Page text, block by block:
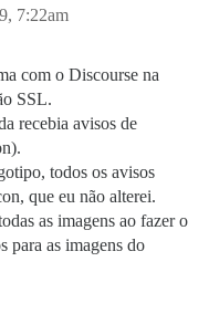
7:22am
com o Discourse na
SSL.
recebia avisos de
todos os avisos
que eu não alterei.
as imagens ao fazer o
para as imagens do